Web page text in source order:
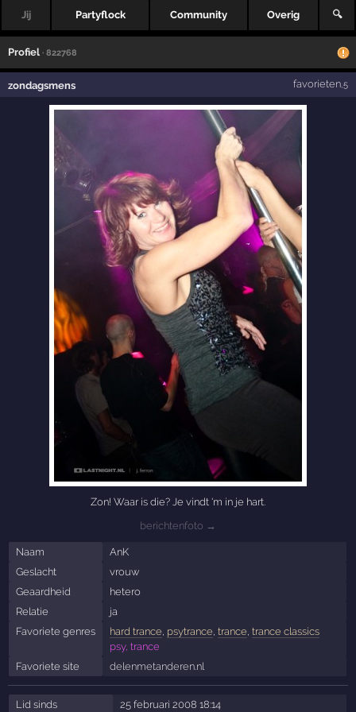
Jij Partyflock Community Overig 🔍
Profiel · 822768
zondagsmens favorieten,5
Zon! Waar is die? Je vindt 'm in je hart.
berichtenfoto →
Naam
AnK
Geslacht
vrouw
Geaardheid
hetero
Relatie
ja
Favoriete genres
hard trance psytrance trance trance classics
psy, trance
Favoriete site
delenmetanderen.nl
Lid sinds 25 februari 2008 18:14